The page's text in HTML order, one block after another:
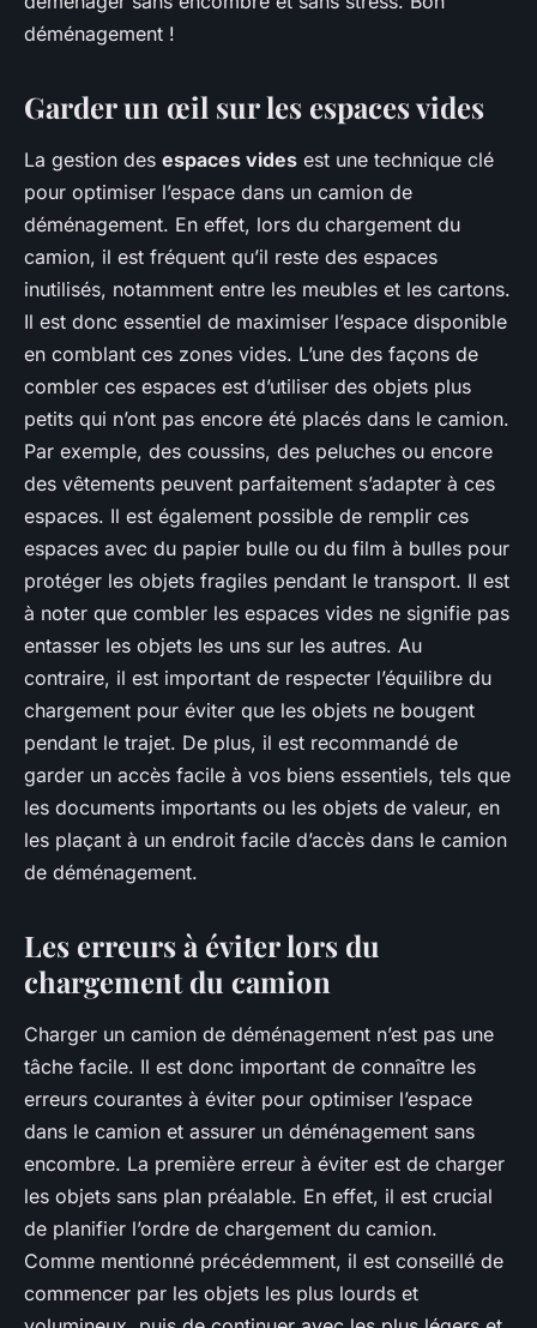
déménagement !
Garder un œil sur les espaces vides
La gestion des espaces vides est une technique clé
pour optimiser l’espace dans un camion de
déménagement. En effet, lors du chargement du
camion, il est fréquent qu’il reste des espaces
inutilisés, notamment entre les meubles et les cartons.
Il est donc essentiel de maximiser l’espace disponible
en comblant ces zones vides. L’une des façons de
combler ces espaces est d’utiliser des objets plus
petits qui n’ont pas encore été placés dans le camion.
Par exemple, des coussins, des peluches ou encore
des vêtements peuvent parfaitement s’adapter à ces
espaces. Il est également possible de remplir ces
espaces avec du papier bulle ou du film à bulles pour
protéger les objets fragiles pendant le transport. Il est
à noter que combler les espaces vides ne signifie pas
entasser les objets les uns sur les autres. Au
contraire, il est important de respecter l’équilibre du
chargement pour éviter que les objets ne bougent
pendant le trajet. De plus, il est recommandé de
garder un accès facile à vos biens essentiels, tels que
les documents importants ou les objets de valeur, en
les plaçant à un endroit facile d’accès dans le camion
de déménagement.
Les erreurs à éviter lors du
chargement du camion
Charger un camion de déménagement n’est pas une
tâche facile. Il est donc important de connaître les
erreurs courantes à éviter pour optimiser l’espace
dans le camion et assurer un déménagement sans
encombre. La première erreur à éviter est de charger
les objets sans plan préalable. En effet, il est crucial
de planifier l’ordre de chargement du camion.
Comme mentionné précédemment, il est conseillé de
commencer par les objets les plus lourds et